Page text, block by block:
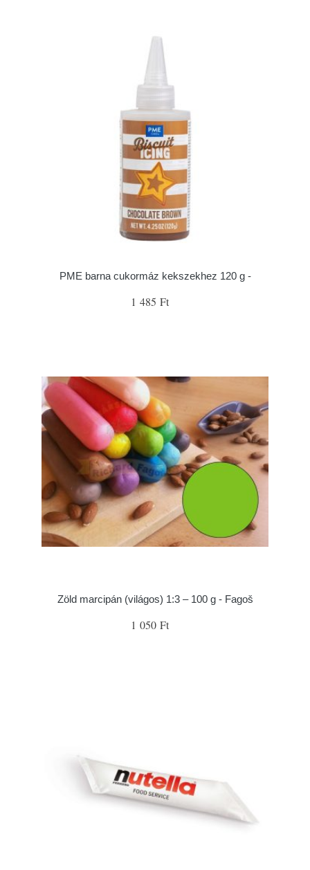
PME barna cukormáz kekszekhez 120 g -
1 485 Ft
Zöld marcipán (világos) 1:3 – 100 g - Fagoš
1 050 Ft